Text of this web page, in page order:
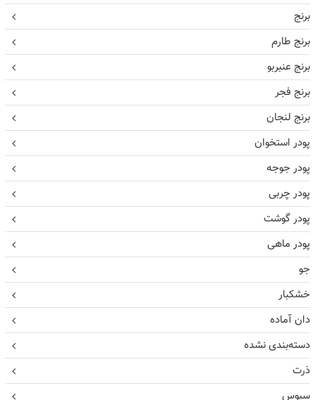
برنج
برنج طارم
برنج عنبربو
برنج فجر
برنج لنجان
پودر استخوان
پودر جوجه
پودر چربی
پودر گوشت
پودر ماهی
جو
خشکبار
دان آماده
دسته‌بندی نشده
ذرت
سبوس